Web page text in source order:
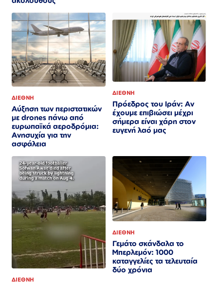
ΔΙΕΘΝΗ
Αύξηση των περιστατικών
με drones πάνω από
ευρωπαϊκά αεροδρόμια:
Ανησυχία για την
ασφάλεια
ΔΙΕΘΝΗ
Πρόεδρος του Ιράν: Αν
έχουμε επιβιώσει μέχρι
σήμερα είναι χάρη στον
ευγενή λαό μας
ΔΙΕΘΝΗ
ΔΙΕΘΝΗ
Γεμάτο σκάνδαλα το
Μπερλεμόν: 1000
καταγγελίες τα τελευταία
δύο χρόνια